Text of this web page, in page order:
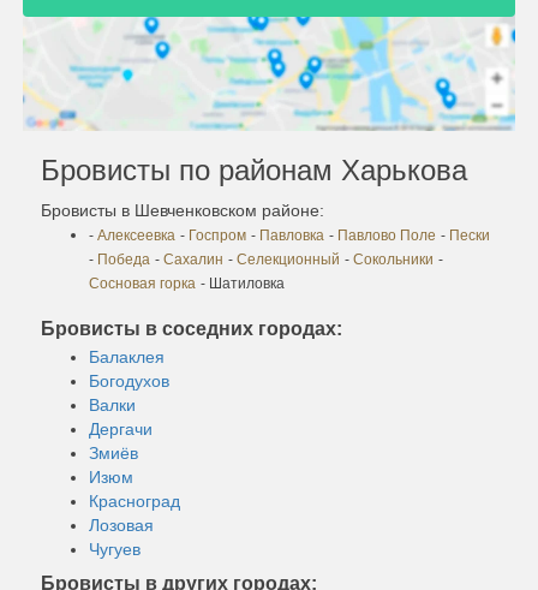
Бровисты по районам Харькова
Бровисты в Шевченковском районе:
- Алексеевка - Госпром - Павловка - Павлово Поле - Пески
- Победа - Сахалин - Селекционный - Сокольники -
Сосновая горка - Шатиловка
Бровисты в соседних городах:
Балаклея
Богодухов
Валки
Дергачи
Змиёв
Изюм
Красноград
Лозовая
Чугуев
Бровисты в других городах: